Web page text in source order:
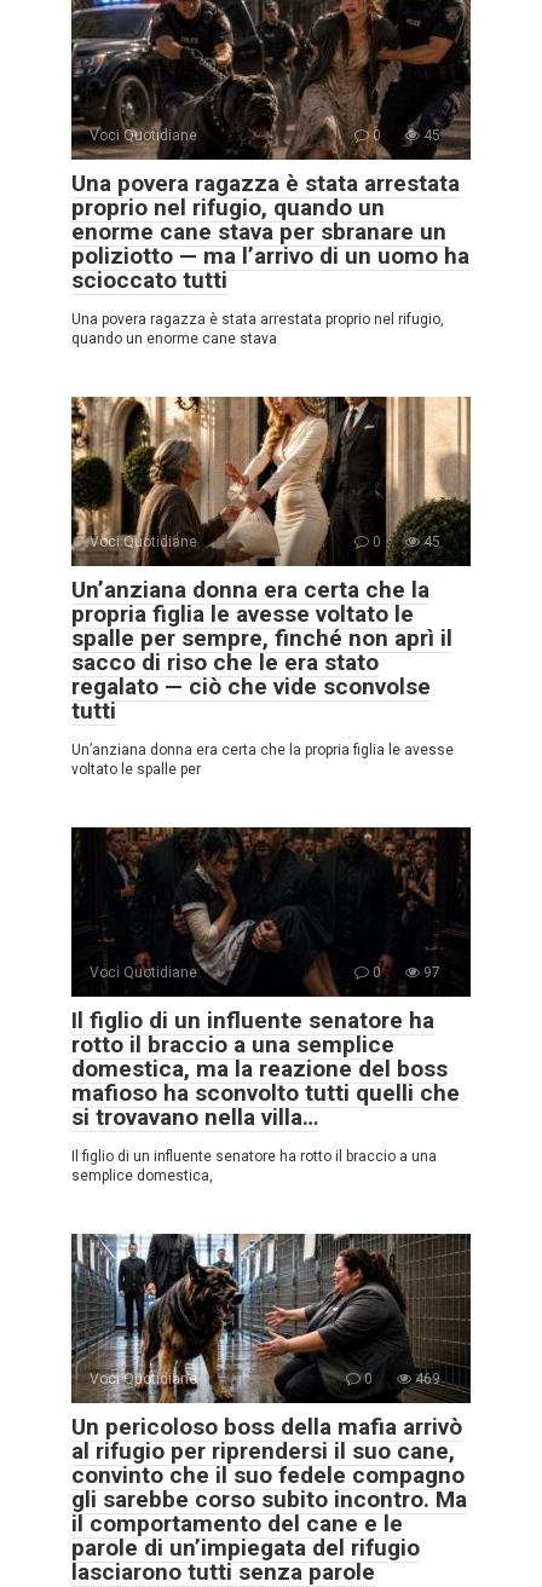
Voci Quotidiane 0 45
Una povera ragazza è stata arrestata
proprio nel rifugio, quando un
enorme cane stava per sbranare un
poliziotto — ma l’arrivo di un uomo ha
scioccato tutti
Una povera ragazza è stata arrestata proprio nel rifugio,
quando un enorme cane stava
Voci Quotidiane 0 45
Un’anziana donna era certa che la
propria figlia le avesse voltato le
spalle per sempre, finché non aprì il
sacco di riso che le era stato
regalato — ciò che vide sconvolse
tutti
Un’anziana donna era certa che la propria figlia le avesse
voltato le spalle per
Voci Quotidiane 0 97
Il figlio di un influente senatore ha
rotto il braccio a una semplice
domestica, ma la reazione del boss
mafioso ha sconvolto tutti quelli che
si trovavano nella villa…
Il figlio di un influente senatore ha rotto il braccio a una
semplice domestica,
Voci Quotidiane 0 469
Un pericoloso boss della mafia arrivò
al rifugio per riprendersi il suo cane,
convinto che il suo fedele compagno
gli sarebbe corso subito incontro. Ma
il comportamento del cane e le
parole di un’impiegata del rifugio
lasciarono tutti senza parole